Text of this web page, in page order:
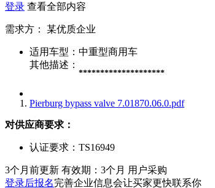
登录 查看全部内容
需求方： 某优质企业
适用车型： 中重型商用车
其他描述：
********************
Pierburg bypass valve 7.01870.06.0.pdf
对供应商要求：
认证要求： TS16949
3个月前更新 有效期：3个月 用户采购
登录后报名完善企业信息会让买家更快联系你